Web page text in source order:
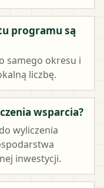
programu są
samego okresu i
liczbę.
wsparcia?
wyliczenia
inwestycji.